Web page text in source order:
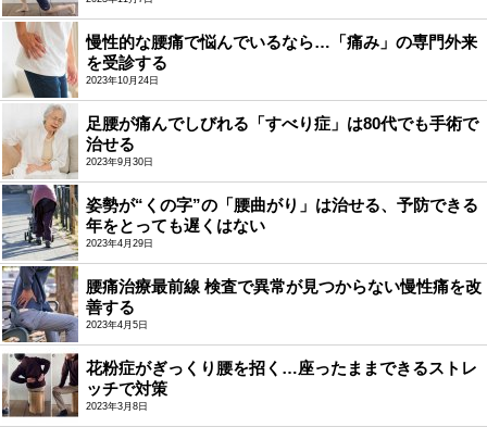
慢性的な腰痛で悩んでいるなら…「痛み」の専門外来
を受診する
2023年10月24日
足腰が痛んでしびれる「すべり症」は80代でも手術で
治せる
2023年9月30日
姿勢が“くの字”の「腰曲がり」は治せる、予防できる
年をとっても遅くはない
2023年4月29日
腰痛治療最前線 検査で異常が見つからない慢性痛を改
善する
2023年4月5日
花粉症がぎっくり腰を招く…座ったままできるストレ
ッチで対策
2023年3月8日